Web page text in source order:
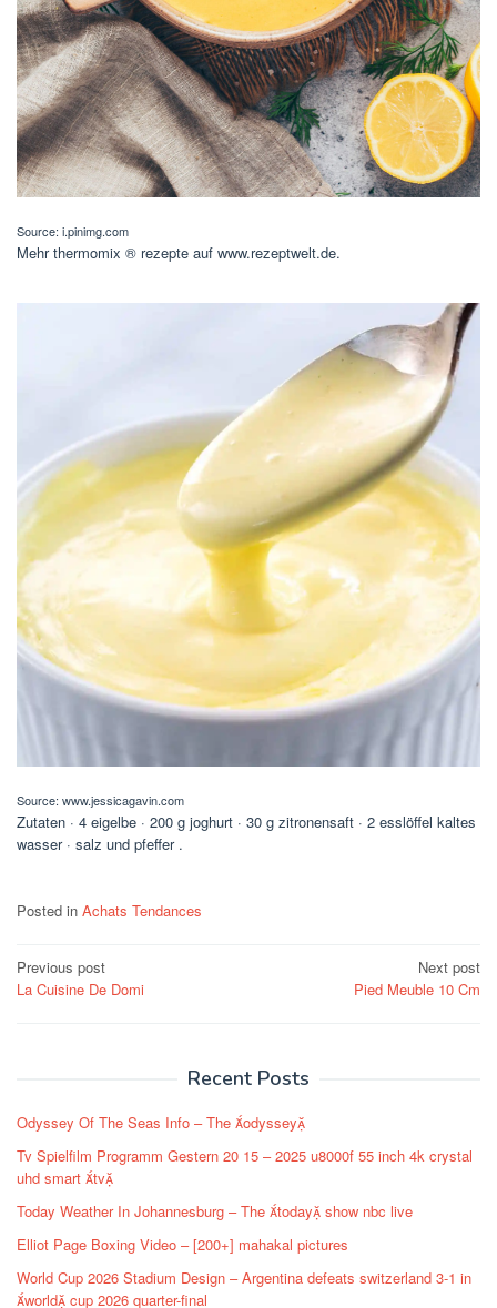
Source: i.pinimg.com
Mehr thermomix ® rezepte auf www.rezeptwelt.de.
Source: www.jessicagavin.com
Zutaten · 4 eigelbe · 200 g joghurt · 30 g zitronensaft · 2 esslöffel kaltes
wasser · salz und pfeffer .
Posted in Achats Tendances
Post
navigation
Previous post
La Cuisine De Domi
Next post
Pied Meuble 10 Cm
Recent Posts
Odyssey Of The Seas Info – The odyssey
Tv Spielfilm Programm Gestern 20 15 – 2025 u8000f 55 inch 4k crystal
uhd smart tv
Today Weather In Johannesburg – The today show nbc live
Elliot Page Boxing Video – [200+] mahakal pictures
World Cup 2026 Stadium Design – Argentina defeats switzerland 3-1 in
world cup 2026 quarter-final